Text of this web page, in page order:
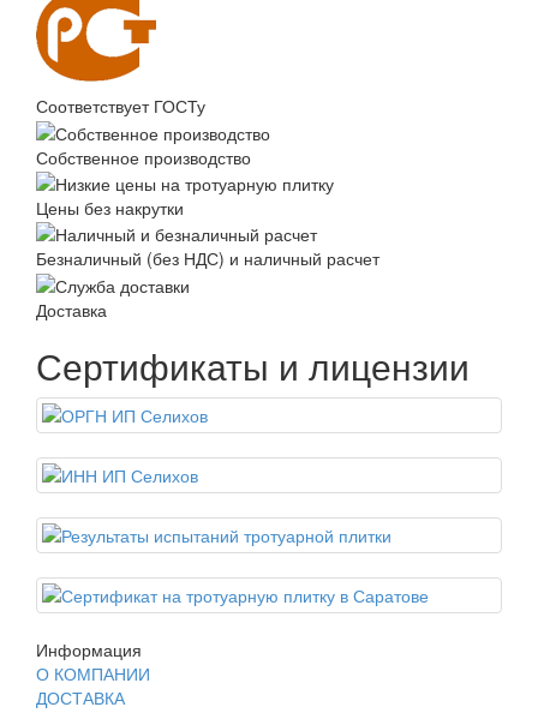
Соответствует ГОСТу
Собственное производство
Цены без накрутки
Безналичный (без НДС) и наличный расчет
Доставка
Сертификаты и лицензии
Информация
О КОМПАНИИ
ДОСТАВКА